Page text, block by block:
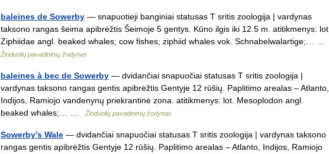
baleines de Sowerby — snapuotieji banginiai statusas T sritis zoologija | vardynas
taksono rangas šeima apibrėžtis Šeimoje 5 gentys Kūno ilgis iki 12 5 m atitikmenys: lot
Ziphiidae angl beaked whales; cow fishes; ziphiid whales vok Schnabelwalartige;… …
Žinduolių pavadinimų žodynas
baleines à bec de Sowerby — dvidančiai snapuočiai statusas T sritis zoologija |
vardynas taksono rangas gentis apibrėžtis Gentyje 12 rūšių Paplitimo arealas –Atlanto
Indijos Ramiojo vandenynų priekrantinė zona atitikmenys: lot Mesoplodon angl
beaked whales;… … Žinduolių pavadinimų žodynas
Sowerby’s Wale — dvidančiai snapuočiai statusas T sritis zoologija | vardynas taksono
rangas gentis apibrėžtis Gentyje 12 rūšių Paplitimo arealas –Atlanto Indijos Ramiojo